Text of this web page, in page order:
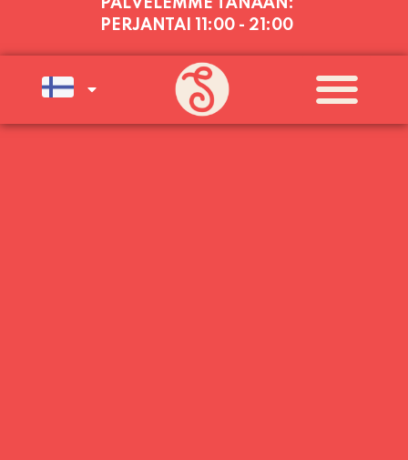
KLO 11-21) SUNNUNTAIHIN 16.8.
SAAKKA JONKA JÄLKEEN OLEMME
AVOINNA VIIKONLOPPUISIN (PE-
SU) ELOKUUN LOPPUUN ASTI
LÄMPIMÄSTI TERVETULOA!